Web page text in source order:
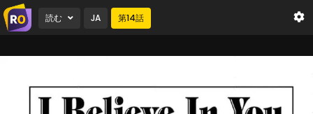
読む JA 第14話